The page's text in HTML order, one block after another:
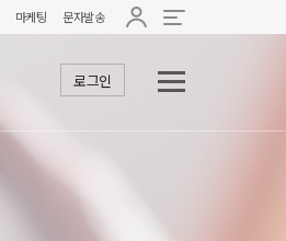
마케팅 문자발송
로그인